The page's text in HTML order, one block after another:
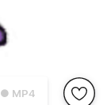
● MP4